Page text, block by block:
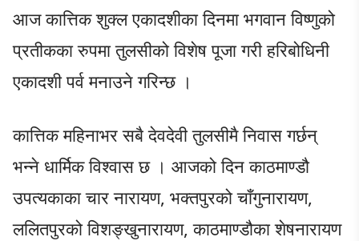
आज कात्तिक शुक्ल एकादशीका दिनमा भगवान विष्णुको
प्रतीकका रुपमा तुलसीको विशेष पूजा गरी हरिबोधिनी
एकादशी पर्व मनाउने गरिन्छ ।
कात्तिक महिनाभर सबै देवदेवी तुलसीमै निवास गर्छन्
भन्ने धार्मिक विश्वास छ । आजको दिन काठमाण्डौ
उपत्यकाका चार नारायण, भक्तपुरको चाँगुनारायण,
ललितपुरको विशङ्खुनारायण, काठमाण्डौका शेषनारायण